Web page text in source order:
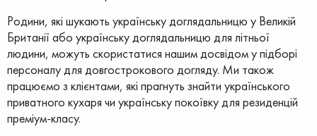
Родини, які шукають українську доглядальницю у Великій
Британії або українську доглядальницю для літньої
людини, можуть скористатися нашим досвідом у підборі
персоналу для довгострокового догляду. Ми також
працюємо з клієнтами, які прагнуть знайти українського
приватного кухаря чи українську покоївку для резиденцій
преміум-класу.